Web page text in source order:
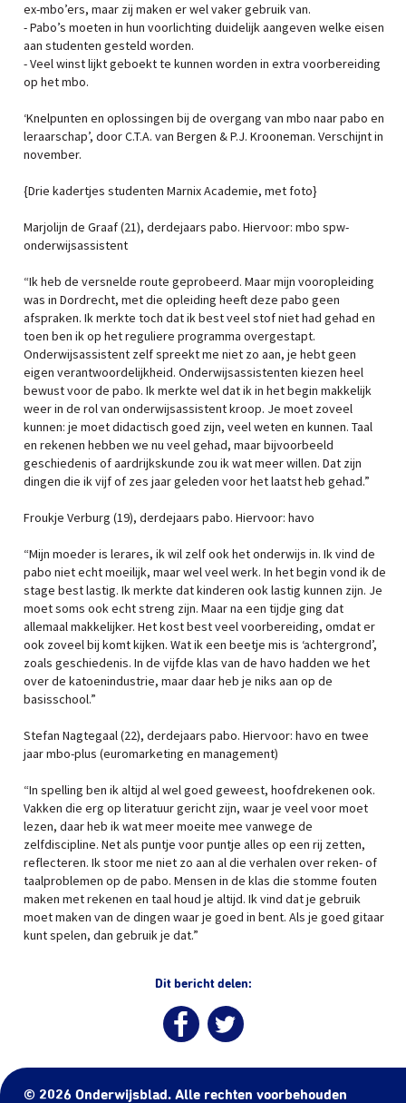
ex-mbo’ers, maar zij maken er wel vaker gebruik van.
- Pabo’s moeten in hun voorlichting duidelijk aangeven welke eisen
aan studenten gesteld worden.
- Veel winst lijkt geboekt te kunnen worden in extra voorbereiding
op het mbo.
‘Knelpunten en oplossingen bij de overgang van mbo naar pabo en
leraarschap’, door C.T.A. van Bergen & P.J. Krooneman. Verschijnt in
november.
{Drie kadertjes studenten Marnix Academie, met foto}
Marjolijn de Graaf (21), derdejaars pabo. Hiervoor: mbo spw-
onderwijsassistent
“Ik heb de versnelde route geprobeerd. Maar mijn vooropleiding
was in Dordrecht, met die opleiding heeft deze pabo geen
afspraken. Ik merkte toch dat ik best veel stof niet had gehad en
toen ben ik op het reguliere programma overgestapt.
Onderwijsassistent zelf spreekt me niet zo aan, je hebt geen
eigen verantwoordelijkheid. Onderwijsassistenten kiezen heel
bewust voor de pabo. Ik merkte wel dat ik in het begin makkelijk
weer in de rol van onderwijsassistent kroop. Je moet zoveel
kunnen: je moet didactisch goed zijn, veel weten en kunnen. Taal
en rekenen hebben we nu veel gehad, maar bijvoorbeeld
geschiedenis of aardrijkskunde zou ik wat meer willen. Dat zijn
dingen die ik vijf of zes jaar geleden voor het laatst heb gehad.”
Froukje Verburg (19), derdejaars pabo. Hiervoor: havo
“Mijn moeder is lerares, ik wil zelf ook het onderwijs in. Ik vind de
pabo niet echt moeilijk, maar wel veel werk. In het begin vond ik de
stage best lastig. Ik merkte dat kinderen ook lastig kunnen zijn. Je
moet soms ook echt streng zijn. Maar na een tijdje ging dat
allemaal makkelijker. Het kost best veel voorbereiding, omdat er
ook zoveel bij komt kijken. Wat ik een beetje mis is ‘achtergrond’,
zoals geschiedenis. In de vijfde klas van de havo hadden we het
over de katoenindustrie, maar daar heb je niks aan op de
basisschool.”
Stefan Nagtegaal (22), derdejaars pabo. Hiervoor: havo en twee
jaar mbo-plus (euromarketing en management)
“In spelling ben ik altijd al wel goed geweest, hoofdrekenen ook.
Vakken die erg op literatuur gericht zijn, waar je veel voor moet
lezen, daar heb ik wat meer moeite mee vanwege de
zelfdiscipline. Net als puntje voor puntje alles op een rij zetten,
reflecteren. Ik stoor me niet zo aan al die verhalen over reken- of
taalproblemen op de pabo. Mensen in de klas die stomme fouten
maken met rekenen en taal houd je altijd. Ik vind dat je gebruik
moet maken van de dingen waar je goed in bent. Als je goed gitaar
kunt spelen, dan gebruik je dat.”
Dit bericht delen:
© 2026 Onderwijsblad. Alle rechten voorbehouden